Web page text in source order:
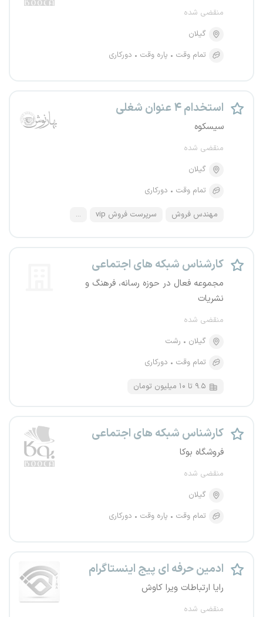
منقضی شده
گیلان
تمام وقت
پاره وقت دورکاری
استخدام ۴ عنوان شغلی
سیسکوه
منقضی شده
گیلان
تمام وقت
دورکاری
مهندس فروش سرپرست فروش vip ...
کارشناس شبکه های اجتماعی
مجموعه فعال در حوزه رسانه، فرهنگ و
نشریات
منقضی شده
گیلان
رشت
تمام وقت
دورکاری
۹.۵ تا ۱۰ میلیون تومان
کارشناس شبکه های اجتماعی
فروشگاه بوکا
منقضی شده
گیلان
تمام وقت
پاره وقت دورکاری
ادمین حرفه ای پیج اینستاگرام
رایا ارتباطات ویرا کاوش
منقضی شده